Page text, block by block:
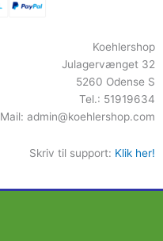
Koehlershop
Julagervænget 32
5260 Odense S
Tel.: 51919634
Mail: admin@koehlershop.com
Skriv til support: Klik her!